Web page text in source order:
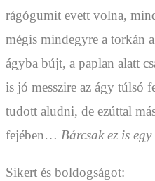
rágógumit evett volna,
mégis mindegyre a torkán
ágyba bújt, a paplan alatt
is jó messzire az ágy túlsó
tudott aludni, de ezúttal
fejében… Bárcsak ez is
Sikert és boldogságot: